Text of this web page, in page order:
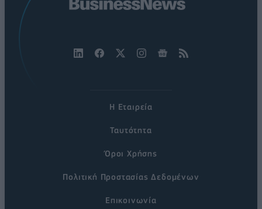
Η Εταιρεία
Ταυτότητα
Όροι Χρήσης
Πολιτική Προστασίας Δεδομένων
Επικοινωνία